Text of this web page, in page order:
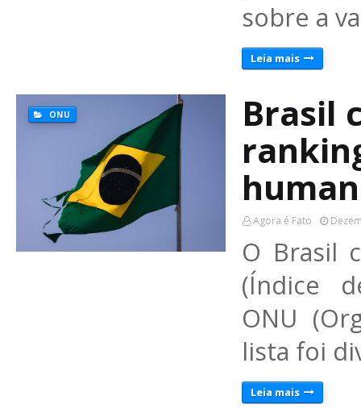
sobre a
Leia mais
ONU
Brasil
Agora é Fato
O Brasil
(Índice
ONU
lista foi
Leia mais